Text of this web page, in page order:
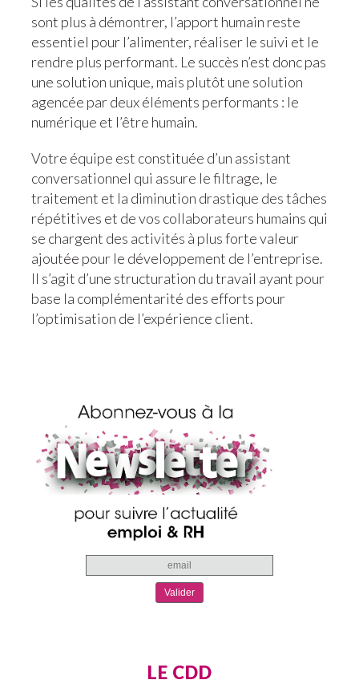
sont plus à démontrer, l’apport humain reste
essentiel pour l’alimenter, réaliser le suivi et le
rendre plus performant. Le succès n’est donc pas
une solution unique, mais plutôt une solution
agencée par deux éléments performants : le
numérique et l’être humain.
Votre équipe est constituée d’un assistant
conversationnel qui assure le filtrage, le
traitement et la diminution drastique des tâches
répétitives et de vos collaborateurs humains qui
se chargent des activités à plus forte valeur
ajoutée pour le développement de l’entreprise.
Il s’agit d’une structuration du travail ayant pour
base la complémentarité des efforts pour
l’optimisation de l’expérience client.
LE CDD